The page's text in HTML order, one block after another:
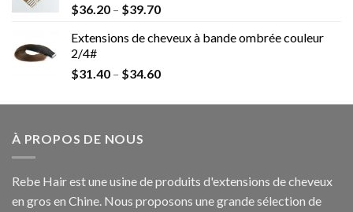
$36.20 – $39.70
Extensions de cheveux à bande ombrée couleur
2/4#
$31.40 – $34.60
À PROPOS DE NOUS
Rebe Hair est une usine de produits d'extensions de cheveux
en gros en Chine. Nous proposons une grande sélection de